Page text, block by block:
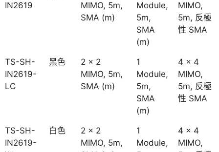
IN2619
MIMO, 5m,
SMA (m)
Module,
5m,
SMA
(m)
MIMO,
5m, 反極
性 SMA
TS-SH-
IN2619-
LC
黑色
2 x 2
MIMO, 5m,
SMA (m)
1
Module,
5m,
SMA
(m)
4 x 4
MIMO,
5m, 反極
性 SMA
TS-SH-
IN2619-
白色
2 x 2
MIMO, 5m,
1
Module,
4 x 4
MIMO,